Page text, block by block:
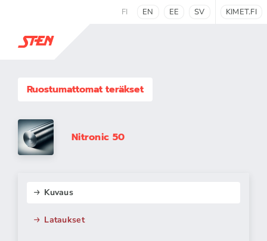
FI EN EE SV KIMET.FI
Ruostumattomat teräkset
Nitronic 50
Kuvaus
Lataukset